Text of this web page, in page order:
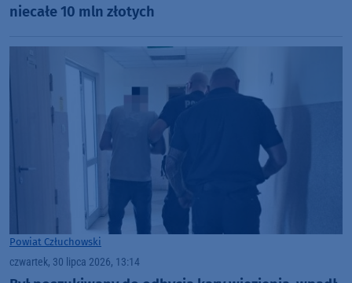
niecałe 10 mln złotych
Powiat Człuchowski
czwartek, 30 lipca 2026, 13:14